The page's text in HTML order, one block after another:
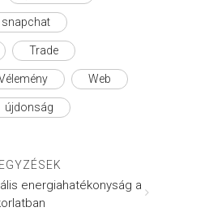
snapchat
Trade
Web
újdonság
energiahatékonyság a